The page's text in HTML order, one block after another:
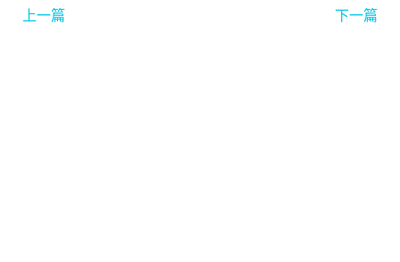
上一篇 下一篇